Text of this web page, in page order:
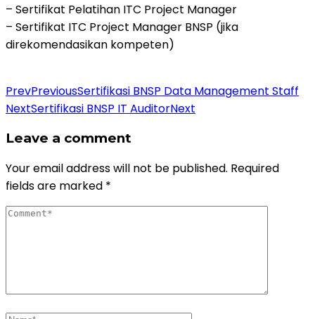
– Sertifikat Pelatihan ITC Project Manager
– Sertifikat ITC Project Manager BNSP (jika
direkomendasikan kompeten)
PrevPreviousSertifikasi BNSP Data Management Staff
NextSertifikasi BNSP IT AuditorNext
Leave a comment
Your email address will not be published. Required
fields are marked *